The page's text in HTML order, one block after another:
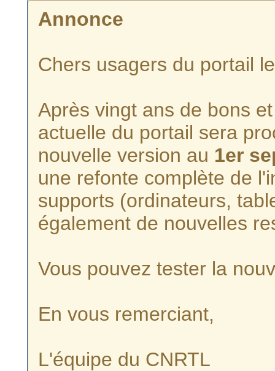
Annonce
Chers usagers du portail
Après vingt ans de bons
actuelle du portail sera
nouvelle version au 1er
une refonte complète de
supports (ordinateurs,
également de nouvelles
Vous pouvez tester la
En vous remerciant,
L'équipe du CNRTL